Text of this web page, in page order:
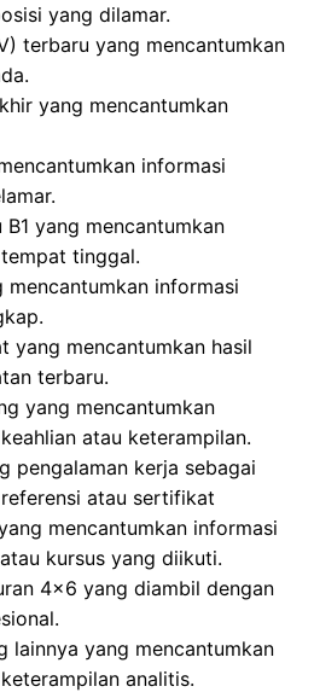
yang dilamar.
terbaru yang mencantumkan
yang mencantumkan
informasi
yang mencantumkan
tinggal.
mencantumkan informasi
yang mencantumkan hasil
terbaru.
yang mencantumkan
atau keterampilan.
pengalaman kerja sebagai
atau sertifikat
mencantumkan informasi
kursus yang diikuti.
4×6 yang diambil dengan
lainnya yang mencantumkan
analitis.